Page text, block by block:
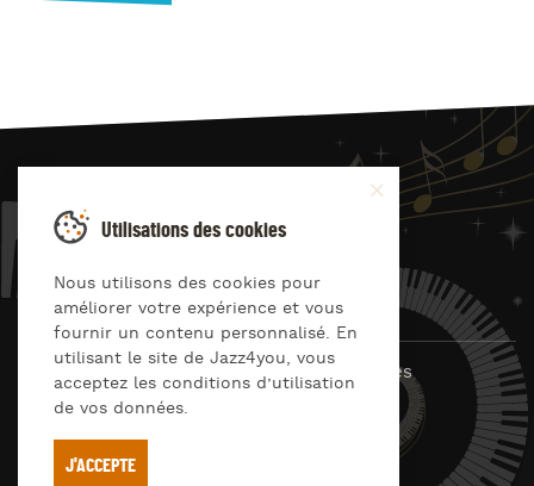
JAZZ4
© Jazz4you 2019 – 2026 Tous droits réservés
Déclaration de confidentialité
RGPD & consentement
Conditions générales d’utilisation
Utilisations des cookies
Nous utilisons des cookies pour
améliorer votre expérience et vous
fournir un contenu personnalisé. En
utilisant le site de Jazz4you, vous
acceptez les conditions d’utilisation
de vos données.
J'ACCEPTE